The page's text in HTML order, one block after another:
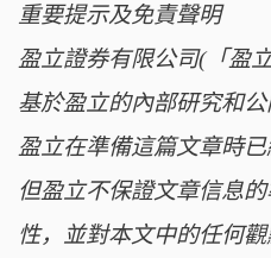
重要提示及免責聲明
盈立證券有限公司(「盈
基於盈立的內部研究和
盈立在準備這篇文章時已
但盈立不保證文章信息
性，並對本文中的任何